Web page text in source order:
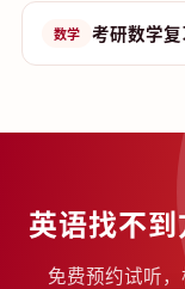
数学 考研数学
英语找不
免费预约试听